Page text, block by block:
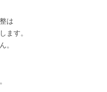
は
ます。
。